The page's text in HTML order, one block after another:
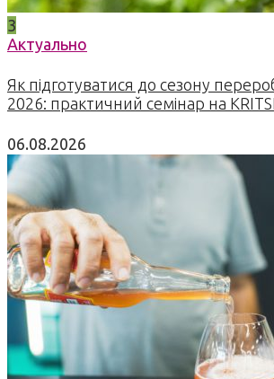
3
Актуально
Як підготуватися до сезону
2026: практичний семінар на
06.08.2026